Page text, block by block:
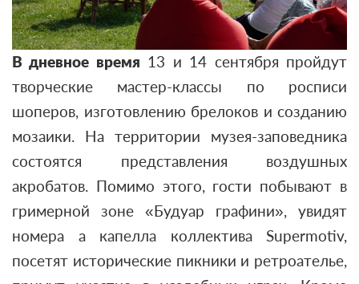
В дневное время 13 и 14 сентября пройдут
творческие мастер-классы по росписи
шоперов, изготовлению брелоков и созданию
мозаики. На территории музея-заповедника
состоятся представления воздушных
акробатов. Помимо этого, гости побывают в
гримерной зоне «Будуар графини», увидят
номера а капелла коллектива Supermotiv,
посетят исторические пикники и ретроателье,